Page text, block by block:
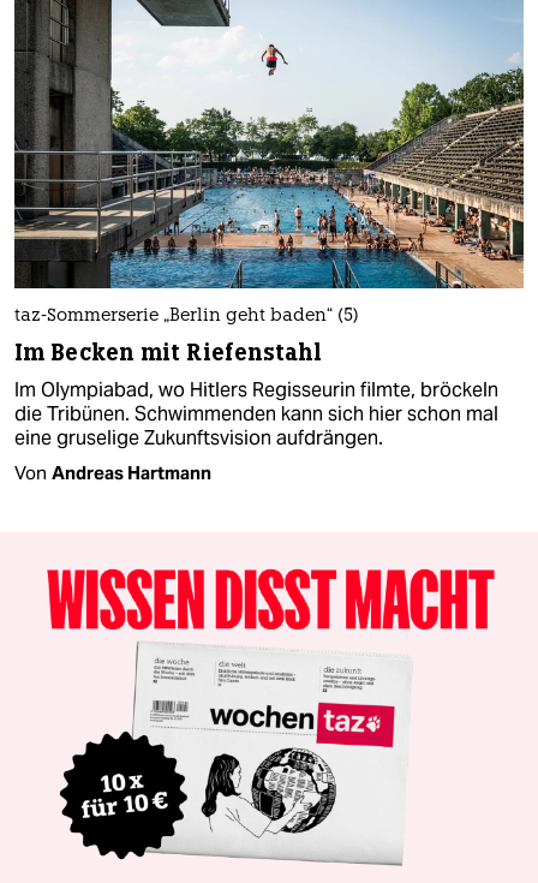
taz-Sommerserie „Berlin geht baden“ (5)
Im Becken mit Riefenstahl
Im Olympiabad, wo Hitlers Regisseurin filmte, bröckeln
die Tribünen. Schwimmenden kann sich hier schon mal
eine gruselige Zukunftsvision aufdrängen.
Von Andreas Hartmann